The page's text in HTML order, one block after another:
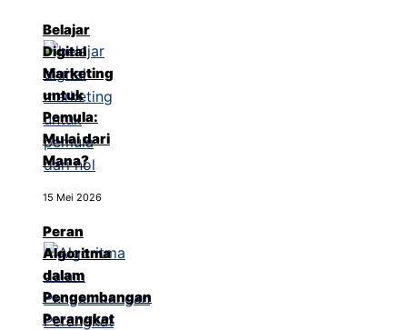
Belajar
Digital
Marketing
untuk
Pemula:
Mulai dari
Mana?
15 Mei 2026
Peran
Algoritma
dalam
Pengembangan
Perangkat